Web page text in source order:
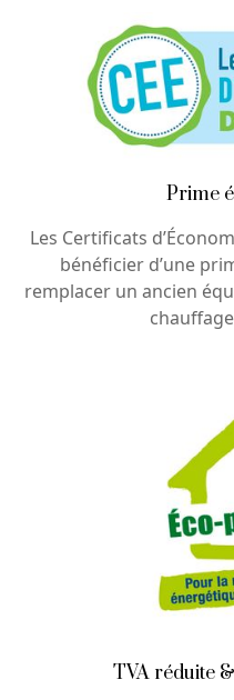
Prime
Les Certificats
bénéficier d’une
remplacer un ancien
TVA réduite